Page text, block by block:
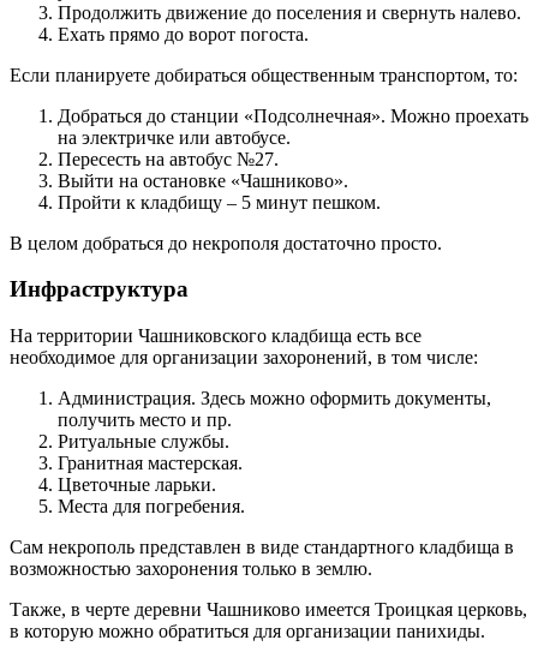
Продолжить движение до поселения и свернуть налево.
Ехать прямо до ворот погоста.
Если планируете добираться общественным транспортом, то:
Добраться до станции «Подсолнечная». Можно проехать
на электричке или автобусе.
Пересесть на автобус №27.
Выйти на остановке «Чашниково».
Пройти к кладбищу – 5 минут пешком.
В целом добраться до некрополя достаточно просто.
Инфраструктура
На территории Чашниковского кладбища есть все
необходимое для организации захоронений, в том числе:
Администрация. Здесь можно оформить документы,
получить место и пр.
Ритуальные службы.
Гранитная мастерская.
Цветочные ларьки.
Места для погребения.
Сам некрополь представлен в виде стандартного кладбища в
возможностью захоронения только в землю.
Также, в черте деревни Чашниково имеется Троицкая церковь,
в которую можно обратиться для организации панихиды.